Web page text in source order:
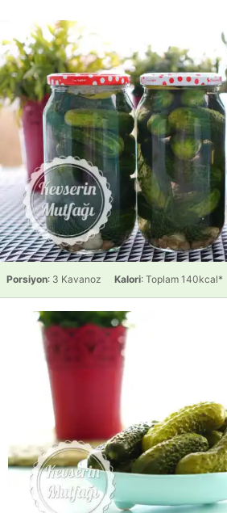
Porsiyon: 3 Kavanoz Kalori: Toplam 140kcal*